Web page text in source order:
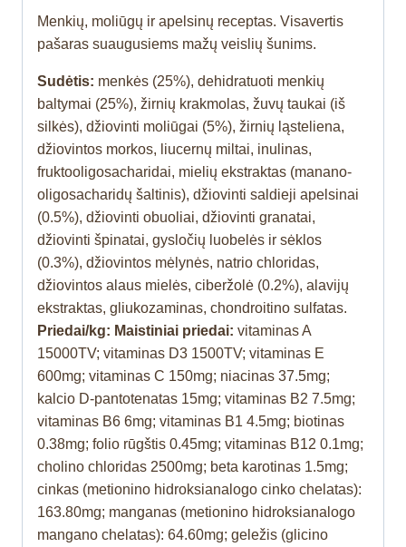
Menkių, moliūgų ir apelsinų receptas. Visavertis
pašaras suaugusiems mažų veislių šunims.
Sudėtis: menkės (25%), dehidratuoti menkių
baltymai (25%), žirnių krakmolas, žuvų taukai (iš
silkės), džiovinti moliūgai (5%), žirnių ląsteliena,
džiovintos morkos, liucernų miltai, inulinas,
fruktooligosacharidai, mielių ekstraktas (manano-
oligosacharidų šaltinis), džiovinti saldieji apelsinai
(0.5%), džiovinti obuoliai, džiovinti granatai,
džiovinti špinatai, gysločių luobelės ir sėklos
(0.3%), džiovintos mėlynės, natrio chloridas,
džiovintos alaus mielės, ciberžolė (0.2%), alavijų
ekstraktas, gliukozaminas, chondroitino sulfatas.
Priedai/kg: Maistiniai priedai: vitaminas A
15000TV; vitaminas D3 1500TV; vitaminas E
600mg; vitaminas C 150mg; niacinas 37.5mg;
kalcio D-pantotenatas 15mg; vitaminas B2 7.5mg;
vitaminas B6 6mg; vitaminas B1 4.5mg; biotinas
0.38mg; folio rūgštis 0.45mg; vitaminas B12 0.1mg;
cholino chloridas 2500mg; beta karotinas 1.5mg;
cinkas (metionino hidroksianalogo cinko chelatas):
163.80mg; manganas (metionino hidroksianalogo
mangano chelatas): 64.60mg; geležis (glicino